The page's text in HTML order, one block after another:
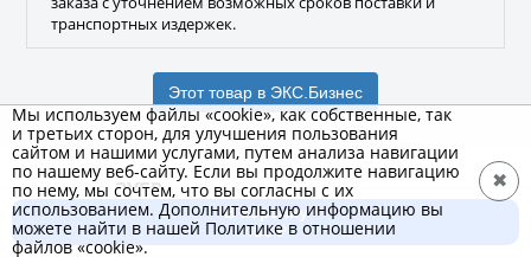
транспортных издержек.
Этот товар в ЭКС.Бизнес
ЗУБР
Бренд
В корзину
450 ₽
Мы используем файлы «cookie», как собственные, так
и третьих сторон, для улучшения пользования
сайтом и нашими услугами, путем анализа навигации
по нашему веб-сайту. Если вы продолжите навигацию
по нему, мы сочтем, что вы согласны с их
использованием. Дополнительную информацию вы
можете найти в нашей Политике в отношении
файлов «cookie».
✖